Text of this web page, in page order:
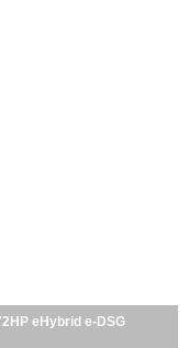
eHybrid e-DSG